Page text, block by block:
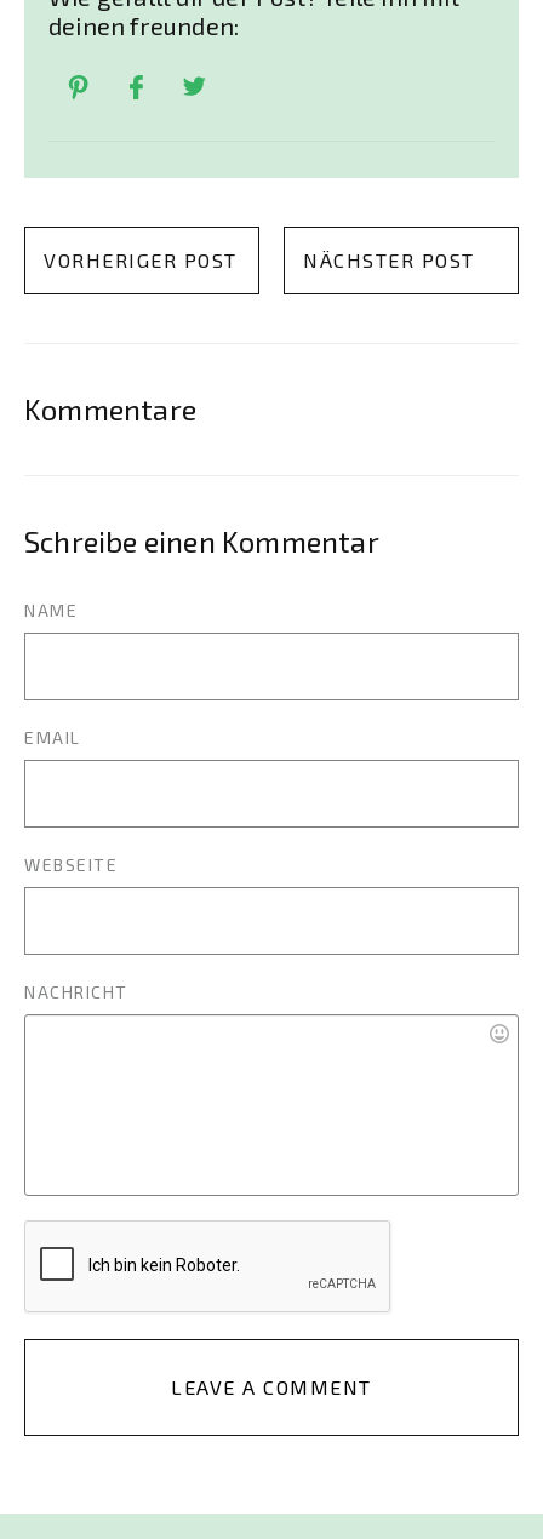
deinen freunden:
VORHERIGER POST NÄCHSTER POST
Kommentare
Schreibe einen Kommentar
NAME
EMAIL
WEBSEITE
NACHRICHT
LEAVE A COMMENT